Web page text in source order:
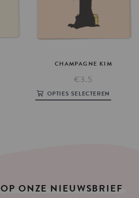
CHAMPAGNE KIM
€3.5
OPTIES SELECTEREN
OP ONZE NIEUWSBRIEF